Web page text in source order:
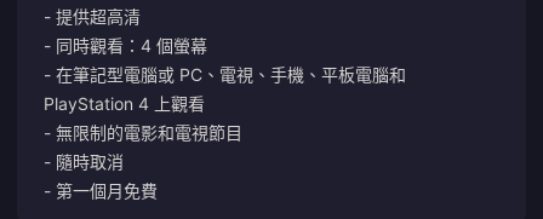
- 提供超高清
- 同時觀看：4 個螢幕
- 在筆記型電腦或 PC、電視、手機、平板電腦和
PlayStation 4 上觀看
- 無限制的電影和電視節目
- 隨時取消
- 第一個月免費